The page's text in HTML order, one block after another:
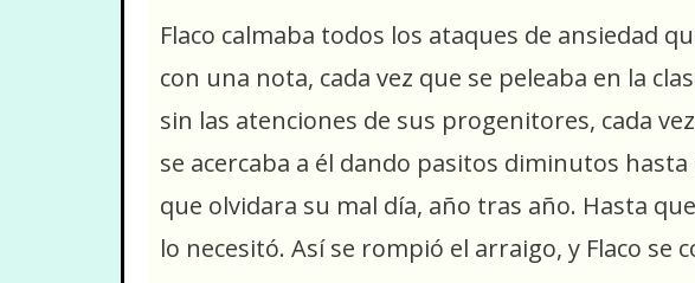
Flaco calmaba todos los ataques de ansiedad
con una nota, cada vez que se peleaba en la
sin las atenciones de sus progenitores, cada
se acercaba a él dando pasitos diminutos
que olvidara su mal día, año tras año. Hasta
lo necesitó. Así se rompió el arraigo, y Flaco se